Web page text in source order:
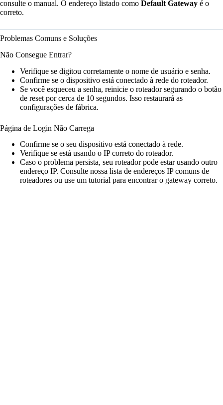
consulte o manual. O endereço listado como Default Gateway é o
correto.
Problemas Comuns e Soluções
Não Consegue Entrar?
Verifique se digitou corretamente o nome de usuário e senha.
Confirme se o dispositivo está conectado à rede do roteador.
Se você esqueceu a senha, reinicie o roteador segurando o botão
de reset por cerca de 10 segundos. Isso restaurará as
configurações de fábrica.
Página de Login Não Carrega
Confirme se o seu dispositivo está conectado à rede.
Verifique se está usando o IP correto do roteador.
Caso o problema persista, seu roteador pode estar usando outro
endereço IP. Consulte nossa lista de endereços IP comuns de
roteadores ou use um tutorial para encontrar o gateway correto.